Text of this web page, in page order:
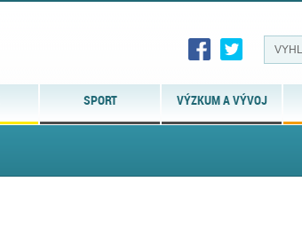
SPORT VÝZKUM A VÝVOJ